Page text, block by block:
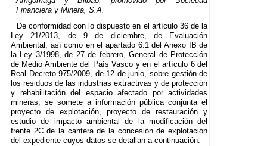
Financiera y Minera, S.A.
De conformidad con lo dispuesto en el artículo 36 de la
Ley 21/2013, de 9 de diciembre, de Evaluación
Ambiental, así como en el apartado 6.1 del Anexo IB de
la Ley 3/1998, de 27 de febrero, General de Protección
de Medio Ambiente del País Vasco y en el artículo 6 del
Real Decreto 975/2009, de 12 de junio, sobre gestión de
los residuos de las industrias extractivas y de protección
y rehabilitación del espacio afectado por actividades
mineras, se somete a información pública conjunta el
proyecto de explotación, proyecto de restauración y
estudio de impacto ambiental de la modificación del
frente 2C de la cantera de la concesión de explotación
del expediente cuyos datos se detallan a continuación: